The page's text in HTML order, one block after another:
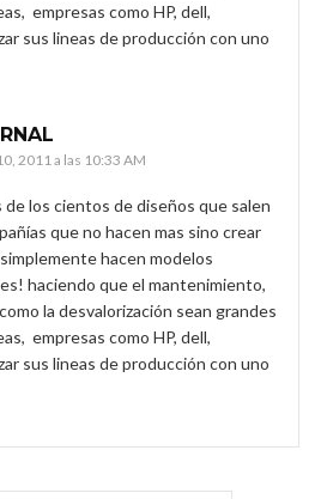
empresas como HP, dell,
sus lineas de producción con uno
2011 a las 10:33 AM
de los cientos de diseños que salen
que no hacen mas sino crear
hacen modelos
haciendo que el mantenimiento,
la desvalorización sean grandes
empresas como HP, dell,
sus lineas de producción con uno